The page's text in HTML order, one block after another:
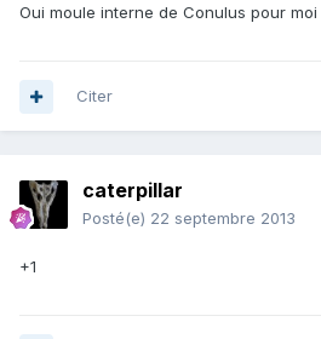
Oui moule interne de Conulus pour moi
Citer
caterpillar
Posté(e) 22 septembre 2013
+1